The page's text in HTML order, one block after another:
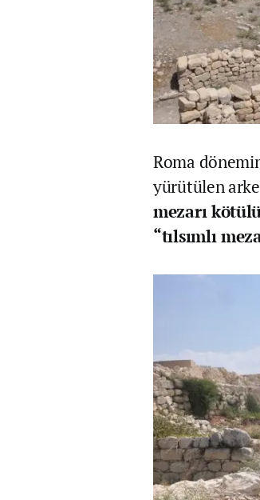
Roma
yürütülen
mezarı
“tılsımlı